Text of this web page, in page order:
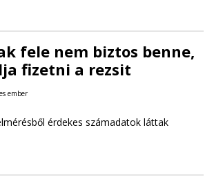
fele nem biztos benne,
fizetni a rezsit
ember
érdekes számadatok láttak